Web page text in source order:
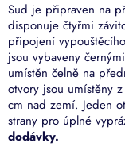
Sud je připraven na
disponuje čtyřmi
připojení
jsou vybaveny
umístěn čelně na
otvory jsou umístěny
cm nad zemí. Jeden
strany pro úplné
dodávky.